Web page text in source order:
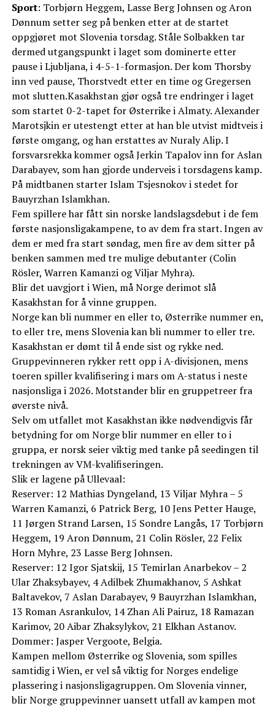
Sport: Torbjørn Heggem, Lasse Berg Johnsen og Aron
Dønnum setter seg på benken etter at de startet
oppgjøret mot Slovenia torsdag. Ståle Solbakken tar
dermed utgangspunkt i laget som dominerte etter
pause i Ljubljana, i 4-5-1-formasjon. Der kom Thorsby
inn ved pause, Thorstvedt etter en time og Gregersen
mot slutten.Kasakhstan gjør også tre endringer i laget
som startet 0-2-tapet for Østerrike i Almaty. Alexander
Marotsjkin er utestengt etter at han ble utvist midtveis i
første omgang, og han erstattes av Nuraly Alip. I
forsvarsrekka kommer også Jerkin Tapalov inn for Aslan
Darabayev, som han gjorde underveis i torsdagens kamp.
På midtbanen starter Islam Tsjesnokov i stedet for
Bauyrzhan Islamkhan.
Fem spillere har fått sin norske landslagsdebut i de fem
første nasjonsligakampene, to av dem fra start. Ingen av
dem er med fra start søndag, men fire av dem sitter på
benken sammen med tre mulige debutanter (Colin
Rösler, Warren Kamanzi og Viljar Myhra).
Blir det uavgjort i Wien, må Norge derimot slå
Kasakhstan for å vinne gruppen.
Norge kan bli nummer en eller to, Østerrike nummer en,
to eller tre, mens Slovenia kan bli nummer to eller tre.
Kasakhstan er dømt til å ende sist og rykke ned.
Gruppevinneren rykker rett opp i A-divisjonen, mens
toeren spiller kvalifisering i mars om A-status i neste
nasjonsliga i 2026. Motstander blir en gruppetreer fra
øverste nivå.
Selv om utfallet mot Kasakhstan ikke nødvendigvis får
betydning for om Norge blir nummer en eller to i
gruppa, er norsk seier viktig med tanke på seedingen til
trekningen av VM-kvalifiseringen.
Slik er lagene på Ullevaal:
Reserver: 12 Mathias Dyngeland, 13 Viljar Myhra – 5
Warren Kamanzi, 6 Patrick Berg, 10 Jens Petter Hauge,
11 Jørgen Strand Larsen, 15 Sondre Langås, 17 Torbjørn
Heggem, 19 Aron Dønnum, 21 Colin Rösler, 22 Felix
Horn Myhre, 23 Lasse Berg Johnsen.
Reserver: 12 Igor Sjatskij, 15 Temirlan Anarbekov – 2
Ular Zhaksybayev, 4 Adilbek Zhumakhanov, 5 Ashkat
Baltavekov, 7 Aslan Darabayev, 9 Bauyrzhan Islamkhan,
13 Roman Asrankulov, 14 Zhan Ali Pairuz, 18 Ramazan
Karimov, 20 Aibar Zhaksylykov, 21 Elkhan Astanov.
Dommer: Jasper Vergoote, Belgia.
Kampen mellom Østerrike og Slovenia, som spilles
samtidig i Wien, er vel så viktig for Norges endelige
plassering i nasjonsligagruppen. Om Slovenia vinner,
blir Norge gruppevinner uansett utfall av kampen mot